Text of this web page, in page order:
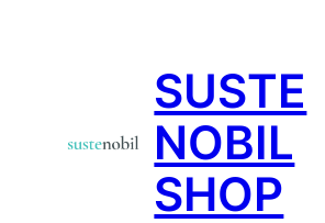
SUSTE
NOBIL
SHOP